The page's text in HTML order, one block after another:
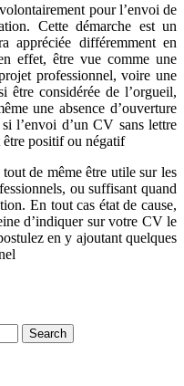
pour l’envoi de
Cette démarche est un
appréciée différemment en
effet, être vue comme une
professionnel, voire une
être considérée de l’orgueil,
une absence d’ouverture
l’envoi d’un CV sans lettre
positif ou négatif
de même être utile sur les
ou suffisant quand
En tout cas état de cause,
d’indiquer sur votre CV le
en y ajoutant quelques
Search